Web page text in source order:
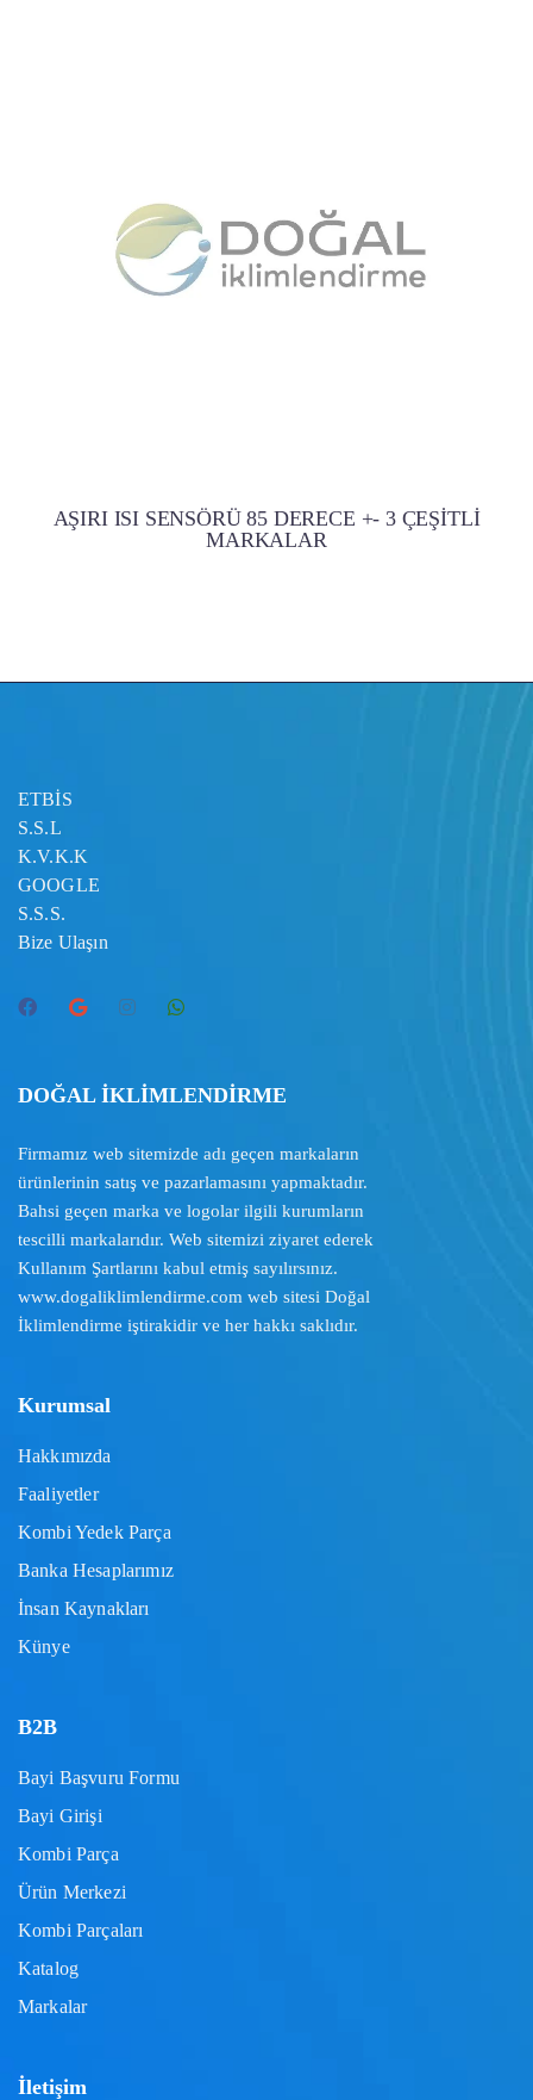
AŞIRI ISI SENSÖRÜ 85 DERECE +- 3 ÇEŞİTLİ
MARKALAR
ETBİS
S.S.L
K.V.K.K
GOOGLE
S.S.S.
Bize Ulaşın
DOĞAL İKLİMLENDİRME
Firmamız web sitemizde adı geçen markaların
ürünlerinin satış ve pazarlamasını yapmaktadır.
Bahsi geçen marka ve logolar ilgili kurumların
tescilli markalarıdır. Web sitemizi ziyaret ederek
Kullanım Şartlarını kabul etmiş sayılırsınız.
www.dogaliklimlendirme.com web sitesi Doğal
İklimlendirme iştirakidir ve her hakkı saklıdır.
Kurumsal
Hakkımızda
Faaliyetler
Kombi Yedek Parça
Banka Hesaplarımız
İnsan Kaynakları
Künye
B2B
Bayi Başvuru Formu
Bayi Girişi
Kombi Parça
Ürün Merkezi
Kombi Parçaları
Katalog
Markalar
İletişim